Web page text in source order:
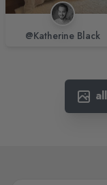
@Katherine Black